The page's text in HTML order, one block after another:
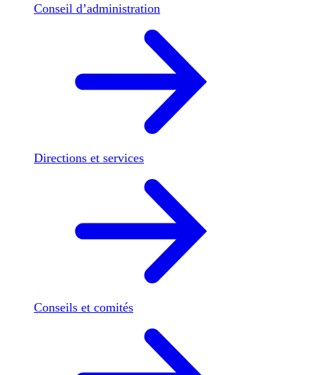
Conseil d’administration
Directions et services
Conseils et comités